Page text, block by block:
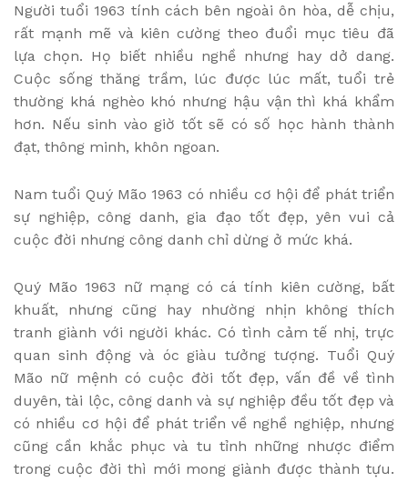
Người tuổi 1963 tính cách bên ngoài ôn hòa, dễ chịu,
rất mạnh mẽ và kiên cường theo đuổi mục tiêu đã
lựa chọn. Họ biết nhiều nghề nhưng hay dở dang.
Cuộc sống thăng trầm, lúc được lúc mất, tuổi trẻ
thường khá nghèo khó nhưng hậu vận thì khá khẩm
hơn. Nếu sinh vào giờ tốt sẽ có số học hành thành
đạt, thông minh, khôn ngoan.
Nam tuổi Quý Mão 1963 có nhiều cơ hội để phát triển
sự nghiệp, công danh, gia đạo tốt đẹp, yên vui cả
cuộc đời nhưng công danh chỉ dừng ở mức khá.
Quý Mão 1963 nữ mạng có cá tính kiên cường, bất
khuất, nhưng cũng hay nhường nhịn không thích
tranh giành với người khác. Có tình cảm tế nhị, trực
quan sinh động và óc giàu tưởng tượng. Tuổi Quý
Mão nữ mệnh có cuộc đời tốt đẹp, vấn đề về tình
duyên, tài lộc, công danh và sự nghiệp đều tốt đẹp và
có nhiều cơ hội để phát triển về nghề nghiệp, nhưng
cũng cần khắc phục và tu tỉnh những nhược điểm
trong cuộc đời thì mới mong giành được thành tựu.